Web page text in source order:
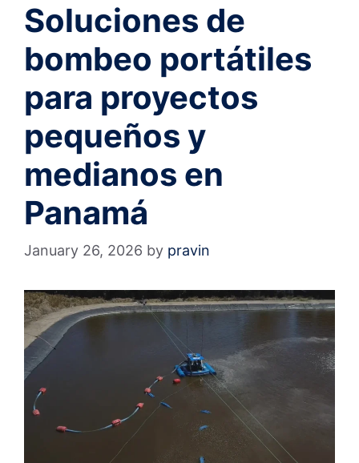
Soluciones de
bombeo portátiles
para proyectos
pequeños y
medianos en
Panamá
January 26, 2026 by pravin